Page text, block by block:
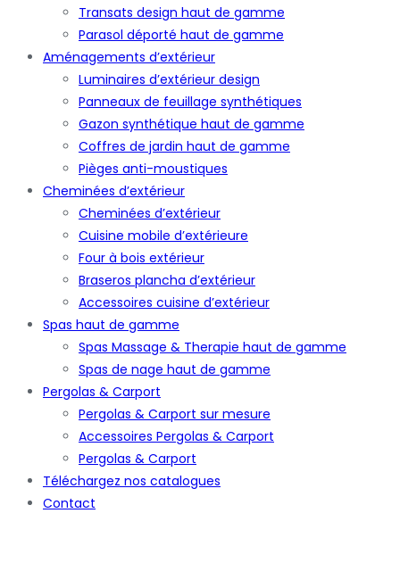
Transats design haut de gamme
Parasol déporté haut de gamme
Aménagements d’extérieur
Luminaires d’extérieur design
Panneaux de feuillage synthétiques
Gazon synthétique haut de gamme
Coffres de jardin haut de gamme
Pièges anti-moustiques
Cheminées d’extérieur
Cheminées d’extérieur
Cuisine mobile d’extérieure
Four à bois extérieur
Braseros plancha d’extérieur
Accessoires cuisine d’extérieur
Spas haut de gamme
Spas Massage & Therapie haut de gamme
Spas de nage haut de gamme
Pergolas & Carport
Pergolas & Carport sur mesure
Accessoires Pergolas & Carport
Pergolas & Carport
Téléchargez nos catalogues
Contact